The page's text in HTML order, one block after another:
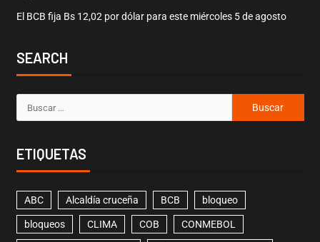
El BCB fija Bs 12,02 por dólar para este miércoles 5 de agosto
SEARCH
ETIQUETAS
ABC Alcaldía cruceña BCB bloqueo
bloqueos CLIMA COB CONMEBOL